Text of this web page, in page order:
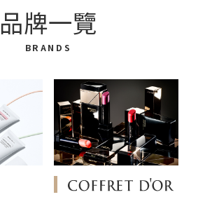
品牌一覽
BRANDS